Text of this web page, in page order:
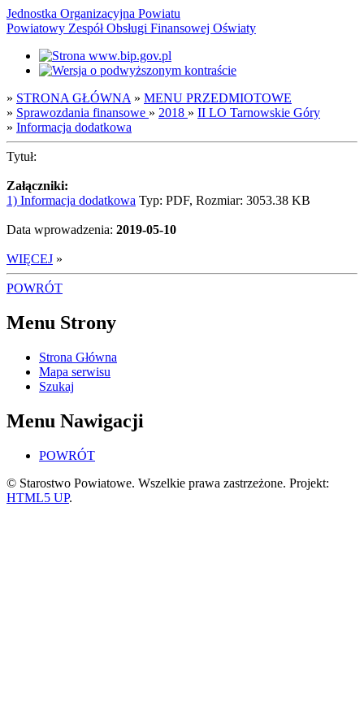
Jednostka Organizacyjna Powiatu
Powiatowy Zespół Obsługi Finansowej Oświaty
» STRONA GŁÓWNA » MENU PRZEDMIOTOWE
» Sprawozdania finansowe » 2018 » II LO Tarnowskie Góry
» Informacja dodatkowa
Tytuł:
Załączniki:
1) Informacja dodatkowa Typ: PDF, Rozmiar: 3053.38 KB
Data wprowadzenia: 2019-05-10
WIĘCEJ »
POWRÓT
Menu Strony
Strona Główna
Mapa serwisu
Szukaj
Menu Nawigacji
POWRÓT
© Starostwo Powiatowe. Wszelkie prawa zastrzeżone. Projekt:
HTML5 UP.